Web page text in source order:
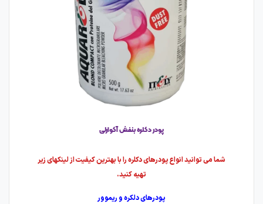
پودر دکلره بنفش آکوارلی
شما می توانید انواع پودرهای دکلره را با بهترین کیفیت از لینکهای زیر
تهیه کنید.
پودرهای دلکره و ریموور